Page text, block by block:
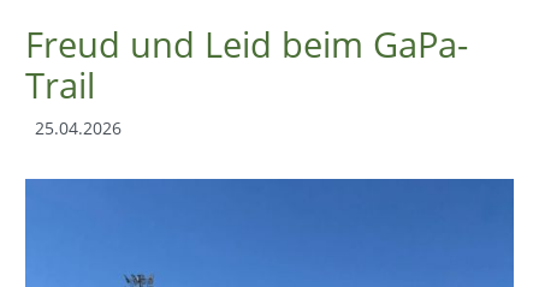
Freud und Leid beim GaPa-
Trail
25.04.2026